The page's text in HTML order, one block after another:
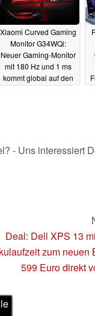
Xiaomi Curved Gaming
Monitor G34WQi:
Neuer Gaming-Monitor
mit 180 Hz und 1 ms
kommt global auf den
- Uns interessiert
Deal: Dell XPS 13
zum neuen
599 Euro direkt